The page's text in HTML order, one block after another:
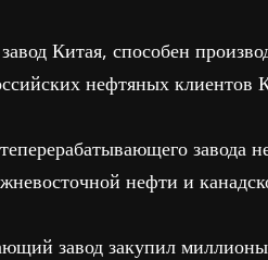
Китая, способен
нефтяных клиентов
завода
нефти и
завод закупил миллионы